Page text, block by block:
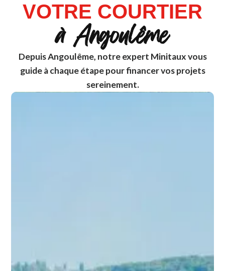
VOTRE COURTIER
à Angoulême
Depuis Angoulême, notre expert Minitaux vous
guide à chaque étape pour financer vos projets
sereinement.